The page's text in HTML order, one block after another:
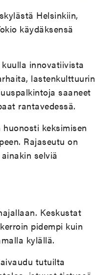
Helsinkiin,
käydäksensä
innovatiivista
lastenkulttuurin
saaneet
rantavedessä.
keksimisen
Rajaseutu on
selviä
Keskustat
pidempi kuin
kylällä.
tutuilta